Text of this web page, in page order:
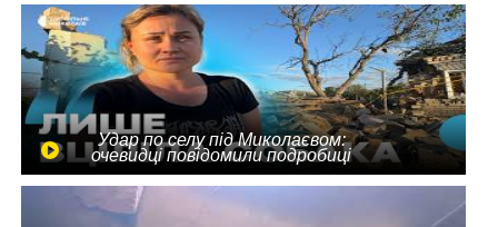
Удар по селу під Миколаєвом:
очевидці повідомили подробиці